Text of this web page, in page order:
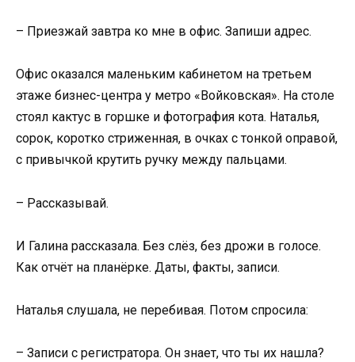
– Приезжай завтра ко мне в офис. Запиши адрес.
Офис оказался маленьким кабинетом на третьем
этаже бизнес-центра у метро «Войковская». На столе
стоял кактус в горшке и фотография кота. Наталья,
сорок, коротко стриженная, в очках с тонкой оправой,
с привычкой крутить ручку между пальцами.
– Рассказывай.
И Галина рассказала. Без слёз, без дрожи в голосе.
Как отчёт на планёрке. Даты, факты, записи.
Наталья слушала, не перебивая. Потом спросила:
– Записи с регистратора. Он знает, что ты их нашла?